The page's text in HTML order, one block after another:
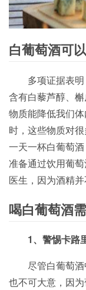
白葡萄酒可
多项证据表
含有白藜芦醇、
物质能降低我们
时，这些物质对
一天一杯白葡萄
准备通过饮用葡
医生，因为酒精并
喝白葡萄酒
1、警惕卡路
尽管白葡萄
也不可大意，因